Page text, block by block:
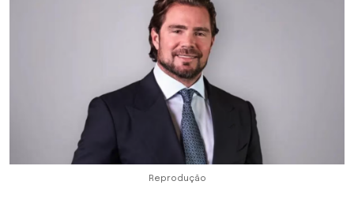
Reprodução